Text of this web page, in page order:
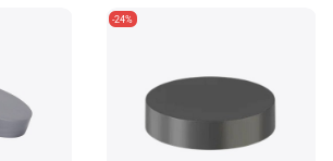
-24%